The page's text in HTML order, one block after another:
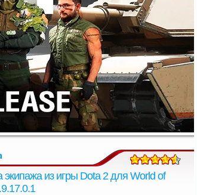
экипажа из игры Dota 2 для World of